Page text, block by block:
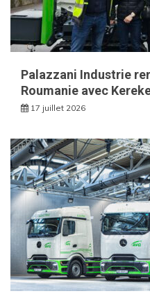
Palazzani Industrie
Roumanie avec
17 juillet 2026